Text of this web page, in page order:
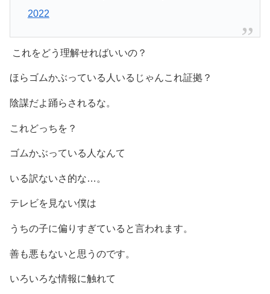
2022
これをどう理解せればいいの？
ほらゴムかぶっている人いるじゃんこれ証拠？
陰謀だよ踊らされるな。
これどっちを？
ゴムかぶっている人なんて
いる訳ないさ的な…。
テレビを見ない僕は
うちの子に偏りすぎていると言われます。
善も悪もないと思うのです。
いろいろな情報に触れて